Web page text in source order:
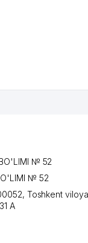
№ 52
№ 52
Toshkent
A